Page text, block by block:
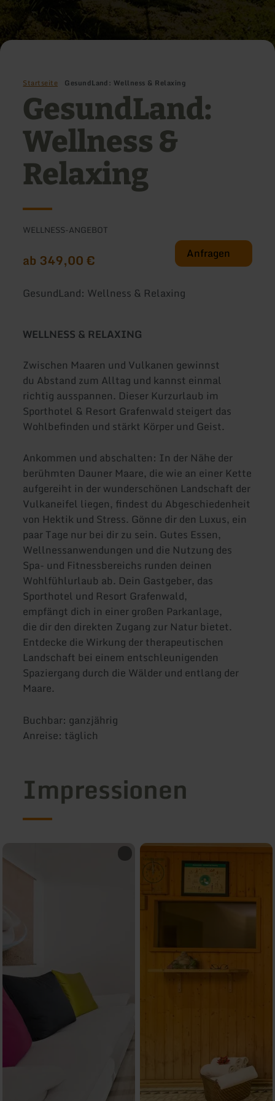
Startseite GesundLand: Wellness & Relaxing
GesundLand:
Wellness &
Relaxing
WELLNESS-ANGEBOT
ab 349,00 € Anfragen
GesundLand: Wellness & Relaxing
WELLNESS & RELAXING
Zwischen Maaren und Vulkanen gewinnst
du Abstand zum Alltag und kannst einmal
richtig ausspannen. Dieser Kurzurlaub im
Sporthotel & Resort Grafenwald steigert das
Wohlbefinden und stärkt Körper und Geist.
Ankommen und abschalten: In der Nähe der
berühmten Dauner Maare, die wie an einer Kette
aufgereiht in der wunderschönen Landschaft der
Vulkaneifel liegen, findest du Abgeschiedenheit
von Hektik und Stress. Gönne dir den Luxus, ein
paar Tage nur bei dir zu sein. Gutes Essen,
Wellnessanwendungen und die Nutzung des
Spa- und Fitnessbereichs runden deinen
Wohlfühlurlaub ab. Dein Gastgeber, das
Sporthotel und Resort Grafenwald,
empfängt dich in einer großen Parkanlage,
die dir den direkten Zugang zur Natur bietet.
Entdecke die Wirkung der therapeutischen
Landschaft bei einem entschleunigenden
Spaziergang durch die Wälder und entlang der
Maare.
Buchbar: ganzjährig
Anreise: täglich
Impressionen